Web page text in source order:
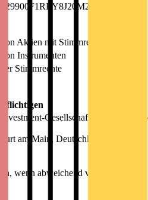
529900F1RRY8J20M2I79
Aktien mit Stimmrechten
Instrumenten
Stimmrechte
Gesellschaft mit
am Main, Deutschland
wenn abweichend von 3.